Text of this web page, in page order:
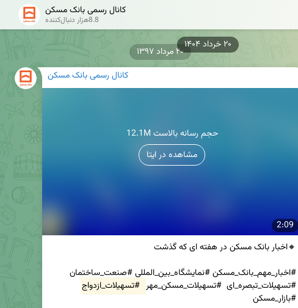
کانال رسمی بانک مسکن
8.8هزار دنبال‌کننده
کانال رسمی بانک مسکن
2:09
12.1M حجم رسانه بالاست
مشاهده در ایتا
#تسهیلات_تبصره_ای  #تسهیلات_مسکن_مهر #تسهیلات_ازدواج
۲۰ مرداد ۱۳۹۷